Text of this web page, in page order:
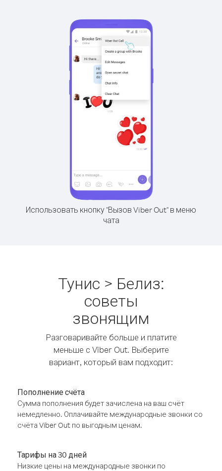
Использовать кнопку "Вызов Viber Out" в меню
чата
Тунис > Белиз:
советы
звонящим
Разговаривайте больше и платите
меньше с Viber Out. Выберите
вариант, который вам подходит:
Пополнение счёта
Сумма пополнения будет зачислена на ваш счёт
немедленно. Оплачивайте международные звонки со
счёта Viber Out по выгодным ценам.
Тарифы на 30 дней
Низкие цены на международные звонки по